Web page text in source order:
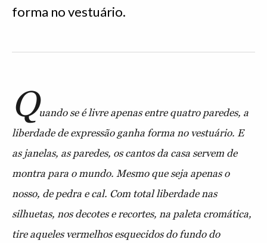
forma no vestuário.
Quando se é livre apenas entre quatro paredes, a
liberdade de expressão ganha forma no vestuário. E
as janelas, as paredes, os cantos da casa servem de
montra para o mundo. Mesmo que seja apenas o
nosso, de pedra e cal. Com total liberdade nas
silhuetas, nos decotes e recortes, na paleta cromática,
tire aqueles vermelhos esquecidos do fundo do